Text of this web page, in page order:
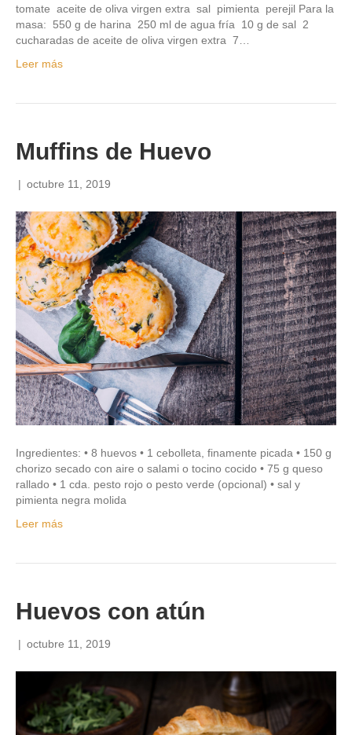
tomate aceite de oliva virgen extra sal pimienta perejil Para la
masa: 550 g de harina 250 ml de agua fría 10 g de sal 2
cucharadas de aceite de oliva virgen extra 7…
Leer más
Muffins de Huevo
| octubre 11, 2019
Ingredientes: • 8 huevos • 1 cebolleta, finamente picada • 150 g
chorizo secado con aire o salami o tocino cocido • 75 g queso
rallado • 1 cda. pesto rojo o pesto verde (opcional) • sal y
pimienta negra molida
Leer más
Huevos con atún
| octubre 11, 2019